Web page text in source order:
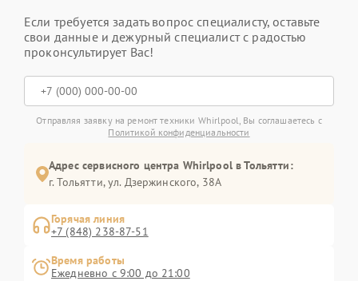
Если требуется задать вопрос специалисту, оставьте
свои данные и дежурный специалист с радостью
проконсультирует Вас!
Отправляя заявку на ремонт техники Whirlpool, Вы соглашаетесь с
Политикой конфиденциальности
Адрес сервисного центра Whirlpool в Тольятти:
г. Тольятти, ул. Дзержинского, 38А
Горячая линия
+7 (848) 238-87-51
Время работы
Ежедневно с 9:00 до 21:00